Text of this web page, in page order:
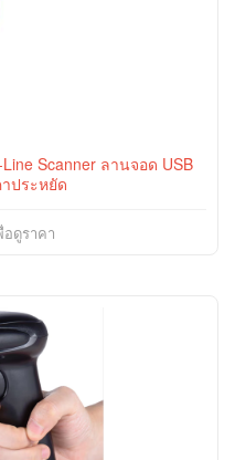
Scanner ลานจอด USB
ประหยัด
ดูราคา